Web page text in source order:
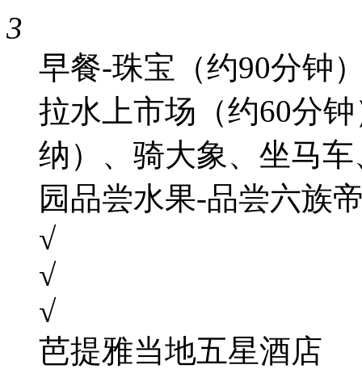
3
早餐-珠宝（约90分钟
拉水上市场（约60分
纳）、骑大象、坐马
园品尝水果-品尝六族
√
√
√
芭提雅当地五星酒店